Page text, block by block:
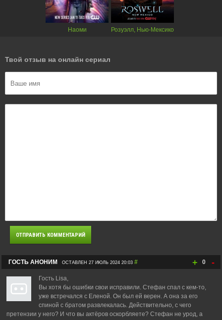
Наоми Розуэлл, Нью-Мексико
Твой отзыв на онлайн сериал
+ 0 -
ГОСТЬ АНОНИМ ОСТАВЛЕН 27 ИЮЛЬ 2024 20:03 #
Гость Lisa,
Вы хотя бы ошибки свои исправили. Стефан спал с кем-то,
уже встречался с Еленой. Он был ей верен. А она за его
спиной с братом развлекалась. Действительно, с чего
претензии у него? И что вы актёров оскорбляете? Стефан не урод, а